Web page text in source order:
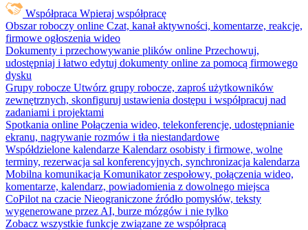
Współpraca Wpieraj współpracę
Obszar roboczy online Czat, kanał aktywności, komentarze, reakcje,
firmowe ogłoszenia wideo
Dokumenty i przechowywanie plików online Przechowuj,
udostępniaj i łatwo edytuj dokumenty online za pomocą firmowego
dysku
Grupy robocze Utwórz grupy robocze, zaproś użytkowników
zewnętrznych, skonfiguruj ustawienia dostępu i współpracuj nad
zadaniami i projektami
Spotkania online Połączenia wideo, telekonferencje, udostępnianie
ekranu, nagrywanie rozmów i tła niestandardowe
Współdzielone kalendarze Kalendarz osobisty i firmowe, wolne
terminy, rezerwacja sal konferencyjnych, synchronizacja kalendarza
Mobilna komunikacja Komunikator zespołowy, połączenia wideo,
komentarze, kalendarz, powiadomienia z dowolnego miejsca
CoPilot na czacie Nieograniczone źródło pomysłów, teksty
wygenerowane przez AI, burze mózgów i nie tylko
Zobacz wszystkie funkcje związane ze współpracą